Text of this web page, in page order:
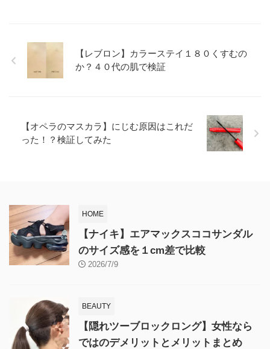
【レブロン】カラーステイ１８０くすむの
か？４０代の肌で検証
【オペラのマスカラ】にじむ原因はこれだ
った！？検証してみた
HOME
【ナイキ】エアマックスココサンダル
のサイズ感を１cm差で比較
2026/7/9
BEAUTY
【隠れツーブロックロング】女性なら
ではのデメリットとメリットまとめ